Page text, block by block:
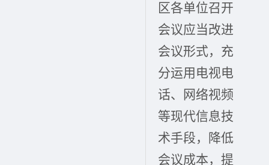
区各单位召开
会议应当改进
会议形式，充
分运用电视电
话、网络视频
等现代信息技
术手段，降低
会议成本，提